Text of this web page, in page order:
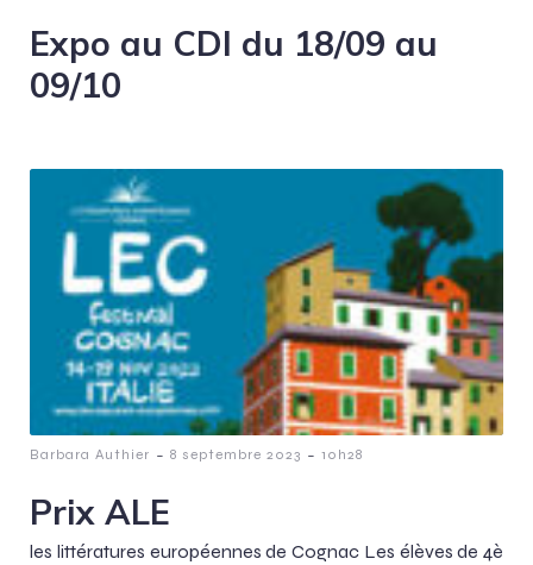
Expo au CDI du 18/09 au
09/10
Barbara Authier - 8 septembre 2023 - 10h28
Prix ALE
les littératures européennes de Cognac Les élèves de 4è